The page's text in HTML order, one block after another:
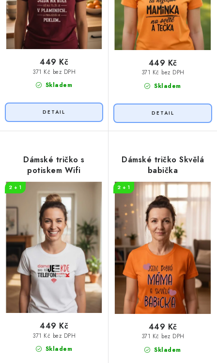
Skladem
371 Kč bez DPH
449 Kč
Skladem
371 Kč bez DPH
449 Kč
Dámské tričko s
potiskem Wifi
2 + 1
Skladem
371 Kč bez DPH
449 Kč
Dámské tričko Skvělá
babička
2 + 1
Skladem
371 Kč bez DPH
449 Kč